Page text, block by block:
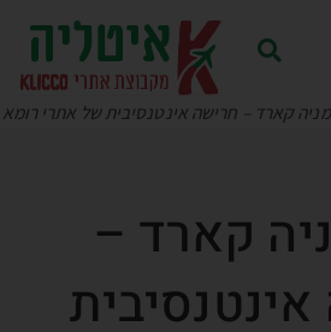
קארד – חרישה אינטנסיבית של אתרי רומא
קארד –